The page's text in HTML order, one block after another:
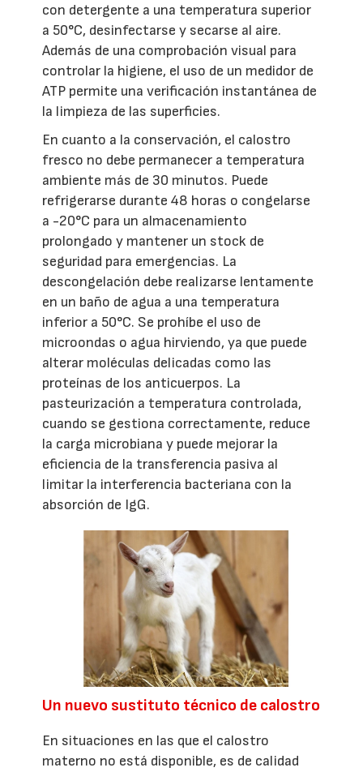
con detergente a una temperatura superior
a 50°C, desinfectarse y secarse al aire.
Además de una comprobación visual para
controlar la higiene, el uso de un medidor de
ATP permite una verificación instantánea de
la limpieza de las superficies.
En cuanto a la conservación, el calostro
fresco no debe permanecer a temperatura
ambiente más de 30 minutos. Puede
refrigerarse durante 48 horas o congelarse
a -20°C para un almacenamiento
prolongado y mantener un stock de
seguridad para emergencias. La
descongelación debe realizarse lentamente
en un baño de agua a una temperatura
inferior a 50°C. Se prohíbe el uso de
microondas o agua hirviendo, ya que puede
alterar moléculas delicadas como las
proteínas de los anticuerpos. La
pasteurización a temperatura controlada,
cuando se gestiona correctamente, reduce
la carga microbiana y puede mejorar la
eficiencia de la transferencia pasiva al
limitar la interferencia bacteriana con la
absorción de IgG.
Un nuevo sustituto técnico de calostro
En situaciones en las que el calostro
materno no está disponible, es de calidad